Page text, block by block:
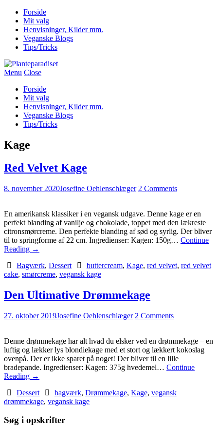
Forside
Mit valg
Henvisninger, Kilder mm.
Veganske Blogs
Tips/Tricks
Menu Close
Forside
Mit valg
Henvisninger, Kilder mm.
Veganske Blogs
Tips/Tricks
Kage
Red Velvet Kage
8. november 2020Josefine Oehlenschlæger 2 Comments
En amerikansk klassiker i en vegansk udgave. Denne kage er en
perfekt blanding af vanilje og chokolade, toppet med den lækreste
citronsmørcreme. Den perfekte blanding af sød og syrlig. Der bliver
til to springforme af 22 cm. Ingredienser: Kagen: 150g… Continue
Reading →
Bagværk,Dessert buttercream, Kage, red velvet, red velvet
cake, smørcreme, vegansk kage
Den Ultimative Drømmekage
27. oktober 2019Josefine Oehlenschlæger 2 Comments
Denne drømmekage har alt hvad du elsker ved en drømmekage – en
luftig og lækker lys blondiekage med et stort og lækkert kokoslag
ovenpå. Der er ikke sparet på noget! Der bliver til en lille
bradepande. Ingredienser: Kagen: 375g hvedemel… Continue
Reading →
Dessert
bagværk, Drømmekage, Kage, vegansk
drømmekage, vegansk kage
Søg i opskrifter